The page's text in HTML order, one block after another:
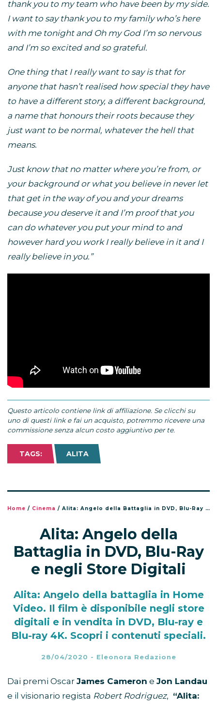
thank you to my team who have been by my side.
I want to say thank you to my family who’s here
with me tonight and Oh my God I’m so nervous
and I’m so excited and so grateful.
One thing that I really want to say is that for
anyone that hasn’t realised how special they have
to have a different story, a different background,
a name that honours their roots because they
just want to be normal, whatever the hell that
means.
Just know that no matter where you’re from, or
your background or what you believe in never let
that get in the way of you and your dreams
because you deserve it and I’m proof that you
can do whatever you put your mind to and
however hard you work I really believe in it and I
really believe in you.”
Questo articolo contiene link di affiliazione. Se clicchi su
uno di questi link e fai un acquisto, potremmo ricevere una
commissione senza alcun costo aggiuntivo per te.
TAGS: ALITA
Home / Cinema / Alita: Angelo della Battaglia in DVD, Blu-Ray e negli Store Digitali
Alita: Angelo della
Battaglia in DVD, Blu-Ray
e negli Store Digitali
Alita: Angelo della battaglia in Home
Video. Il film è disponibile negli store
digitali e in vendita in DVD, Blu-ray e
Blu-ray 4K. Scopri i contenuti speciali.
28/04/2020 - Eleonora Redazione
Dai premi Oscar James Cameron e Jon Landau
e il visionario regista Robert Rodriguez, “Alita: